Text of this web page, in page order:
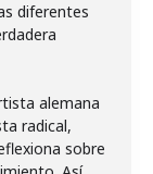
diferentes
alemana
radical,
sobre